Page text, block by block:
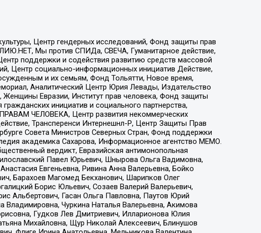
Центр гендерных исследований, Фонд защиты прав
Мы против СПИДа, СВЕЧА, Гуманитарное действие,
поддержки и содействия развитию средств массовой
Центр социально-информационных инициатив Действие,
и их семьям, Фонд Тольятти, Новое время,
Аналитический Центр Юрия Левады, Издательство
Евразии, Институт прав человека, Фонд защиты
инициатив и социального партнерства,
ЧЕЛОВЕКА, Центр развития некоммерческих
Трансперенси Интернешнл-Р, Центр Защиты Прав
Совета Министров Северных Стран, Фонд поддержки
академика Сахарова, Информационное агентство МЕМО.
вердикт, Евразийская антимонопольная
Павел Юрьевич, Шнырова Ольга Вадимовна,
Евгеньевна, Ривина Анна Валерьевна, Бойко
Барахоев Магомед Бекханович, Шарипков Олег
Борис Юльевич, Созаев Валерий Валерьевич,
Альбертович, Гасан Ольга Павловна, Паутов Юрий
Чуркина Наталья Валерьевна, Акимова
Гудков Лев Дмитриевич, Илларионова Юлия
Михайловна, Щур Николай Алексеевич, Блинушов